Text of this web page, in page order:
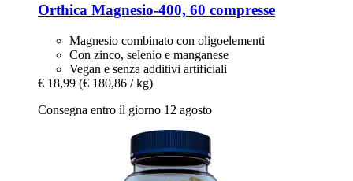
Orthica Magnesio-​400, 60 compresse
Magnesio combinato con oligoelementi
Con zinco, selenio e manganese
Vegan e senza additivi artificiali
€ 18,99 (€ 180,86 / kg)
Consegna entro il giorno 12 agosto